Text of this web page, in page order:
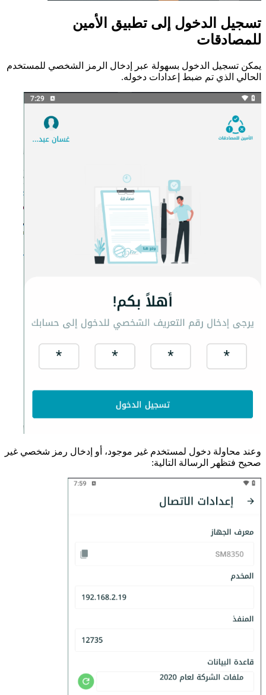
تسجيل الدخول إلى تطبيق الأمين
للمصادقات
يمكن تسجيل الدخول بسهولة عبر إدخال الرمز الشخصي للمستخدم
الحالي الذي تم ضبط إعدادات دخوله.
وعند محاولة دخول لمستخدم غير موجود، أو إدخال رمز شخصي غير
صحيح فتظهر الرسالة التالية: